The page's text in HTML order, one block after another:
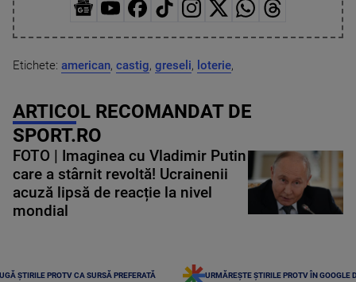
Etichete: american, castig, greseli, loterie,
ARTICOL RECOMANDAT DE
SPORT.RO
FOTO | Imaginea cu Vladimir Putin
care a stârnit revoltă! Ucrainenii
acuză lipsă de reacție la nivel
mondial
ȘTIRILE PROTV CA SURSĂ PREFERATĂ URMĂREȘTE ȘTIRILE PROTV ÎN GOOGLE